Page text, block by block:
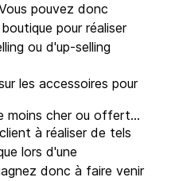
pouvez donc
pour réaliser
ou d'up-selling
les accessoires pour
moins cher ou offert...
à réaliser de tels
lors d'une
donc à faire venir